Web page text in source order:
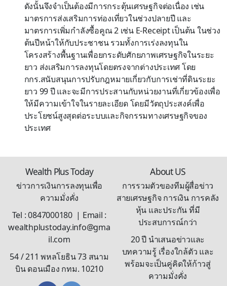
ดังนั้นจึงจำเป็นต้องมีการกระตุ้นเศรษฐกิจต่อเนื่อง เช่น
มาตรการส่งเสริมการท่องเที่ยวในช่วงปลายปี และ
มาตรการเพิ่มกำลังซื้อคูณ 2 เช่น E-Receipt เป็นต้น ในช่วง
ต้นปีหน้าให้กับประชาชน รวมทั้งการเร่งลงทุนใน
โครงสร้างพื้นฐานเพื่อยกระดับศักยภาพเศรษฐกิจในระยะ
ยาว ส่งเสริมการลงทุนโดยตรงจากต่างประเทศ โดย
กกร.สนับสนุนการปรับกฎหมายเกี่ยวกับการเช่าที่ดินระยะ
ยาว 99 ปี และจะมีการประสานกับหน่วยงานที่เกี่ยวข้องเพื่อ
ให้มีความเข้าใจในรายละเอียด โดยมีวัตถุประสงค์เพื่อ
ประโยชน์สูงสุดต่อระบบและกิจกรรมทางเศรษฐกิจของ
ประเทศ
Wealth Plus Today
ข่าวการเงินการลงทุนเพื่อ
ความมั่งคั่ง
Tel : 0847000180 | Email :
wealthplustoday.info@gma
il.com
54 / 211 พหลโยธิน 73 สนาม
บิน ดอนเมือง กทม. 10210
About US
การรวมตัวของทีมผู้สื่อข่าว
สายเศรษฐกิจ การเงิน การคลัง
หุ้น และประกัน ที่มี
ประสบการณ์กว่า
20 ปี นำเสนอข่าวและ
บทความรู้ เรื่องใกล้ตัว และ
พร้อมจะเป็นคู่คิดให้ก้าวสู่
ความมั่งคั่ง